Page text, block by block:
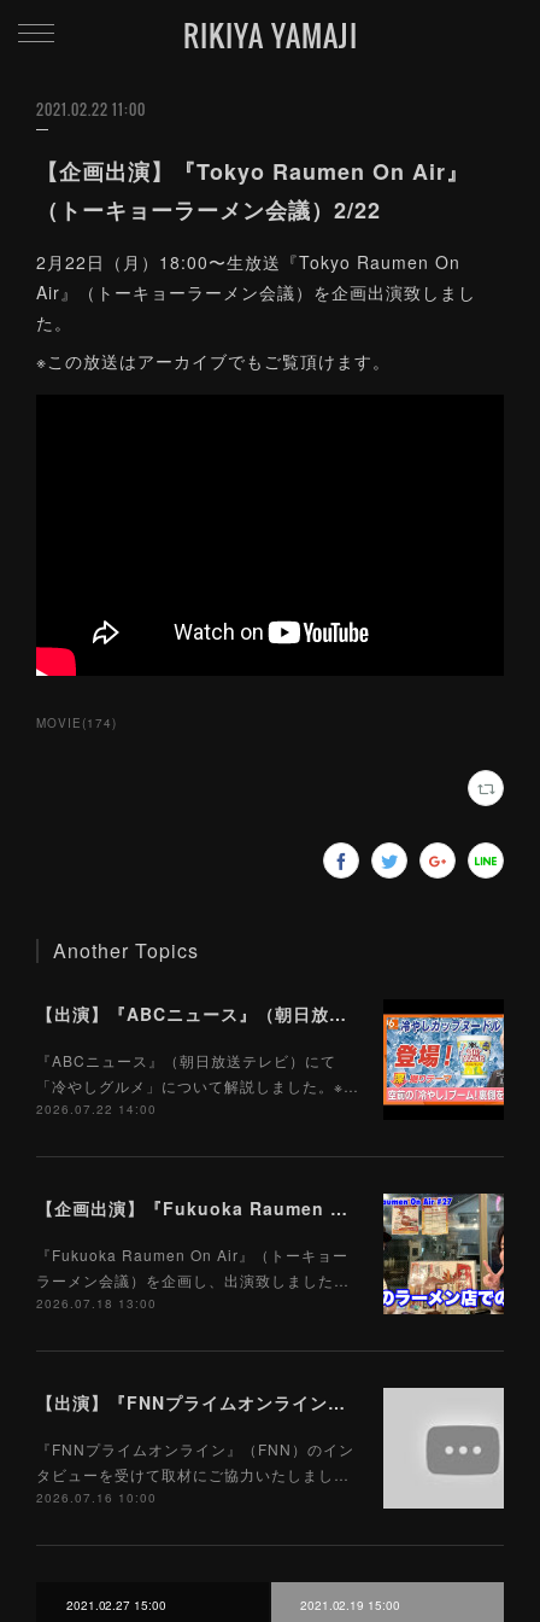
RIKIYA YAMAJI
2021.02.22 11:00
【企画出演】『Tokyo Raumen On Air』
（トーキョーラーメン会議）2/22
2月22日（月）18:00〜生放送『Tokyo Raumen On
Air』（トーキョーラーメン会議）を企画出演致しまし
た。
※この放送はアーカイブでもご覧頂けます。
MOVIE (174)
Another Topics
【出演】『ABCニュース』（朝日放送テレビ）7/22
『ABCニュース』（朝日放送テレビ）にて
「冷やしグルメ」について解説しました。※…
2026.07.22 14:00
【企画出演】『Fukuoka Raumen On Air』（トーキョーラーメン会議）7/18
『Fukuoka Raumen On Air』（トーキョー
ラーメン会議）を企画し、出演致しました…
2026.07.18 13:00
【出演】『FNNプライムオンライン』（FNN）7/16
『FNNプライムオンライン』（FNN）のイン
タビューを受けて取材にご協力いたしまし…
2026.07.16 10:00
2021.02.27 15:00 2021.02.19 15:00